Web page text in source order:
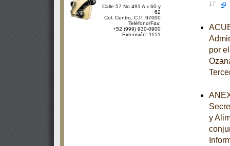
Calle 57 No 491 A x 60 y
62
Col. Centro, C.P. 97000
Teléfono/Fax:
+52 (999) 930-0900
Extensión: 1151
17
por
y